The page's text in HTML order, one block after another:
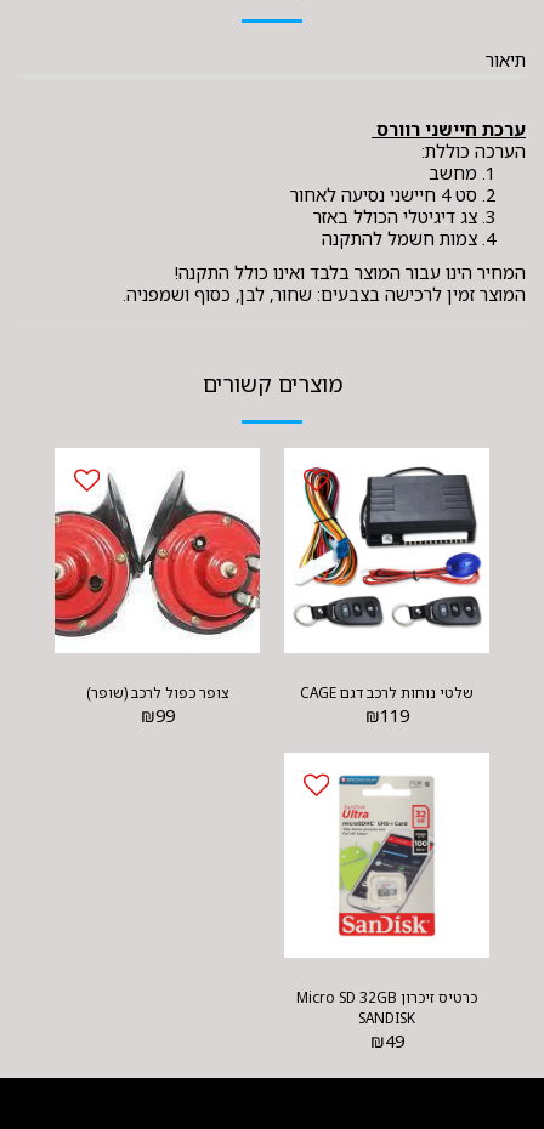
תיאור
ערכת חיישני רוורס
הערכה כוללת:
מחשב
סט 4 חיישני נסיעה לאחור
צג דיגיטלי הכולל באזר
צמות חשמל להתקנה
המחיר הינו עבור המוצר בלבד ואינו כולל התקנה!
המוצר זמין לרכישה בצבעים: שחור, לבן, כסוף ושמפניה.
מוצרים קשורים
שלטי נוחות לרכב דגם CAGE
₪119
צופר כפול לרכב (שופר)
₪99
כרטיס זיכרון Micro SD 32GB
SANDISK
₪49